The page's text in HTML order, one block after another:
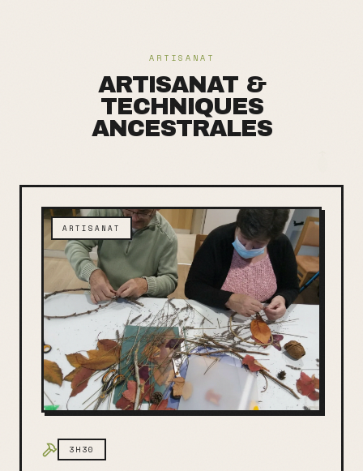
ARTISANAT
ARTISANAT &
TECHNIQUES
ANCESTRALES
ARTISANAT
3H30